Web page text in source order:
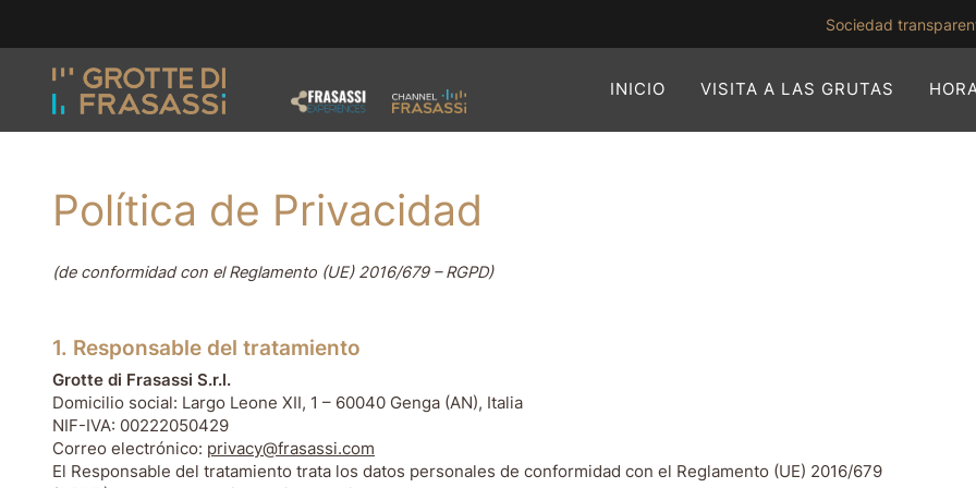
Sociedad
INICIO VISITA A LAS GRUTAS
Política de Privacidad
(de conformidad con el Reglamento (UE) 2016/679 – RGPD)
1. Responsable del tratamiento
Grotte di Frasassi S.r.l.
Domicilio social: Largo Leone XII, 1 – 60040 Genga (AN), Italia
NIF-IVA: 00222050429
Correo electrónico: privacy@frasassi.com
El Responsable del tratamiento trata los datos personales de conformidad con el Reglamento (UE) 2016/679